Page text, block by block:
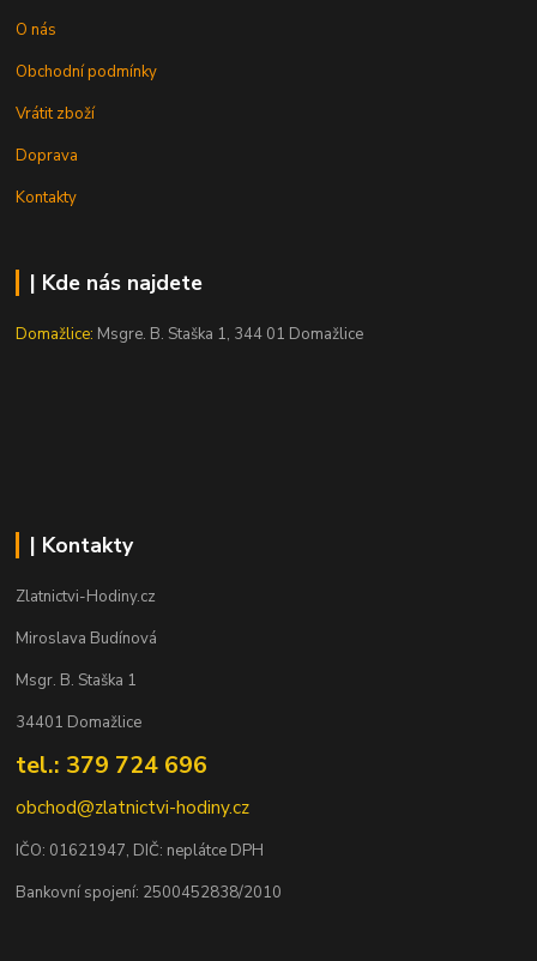
O nás
Obchodní podmínky
Vrátit zboží
Doprava
Kontakty
| Kde nás najdete
Domažlice: Msgre. B. Staška 1, 344 01 Domažlice
| Kontakty
Zlatnictvi-Hodiny.cz
Miroslava Budínová
Msgr. B. Staška 1
34401 Domažlice
tel.: 379 724 696
obchod@zlatnictvi-hodiny.cz
IČO: 01621947, DIČ: neplátce DPH
Bankovní spojení: 2500452838/2010